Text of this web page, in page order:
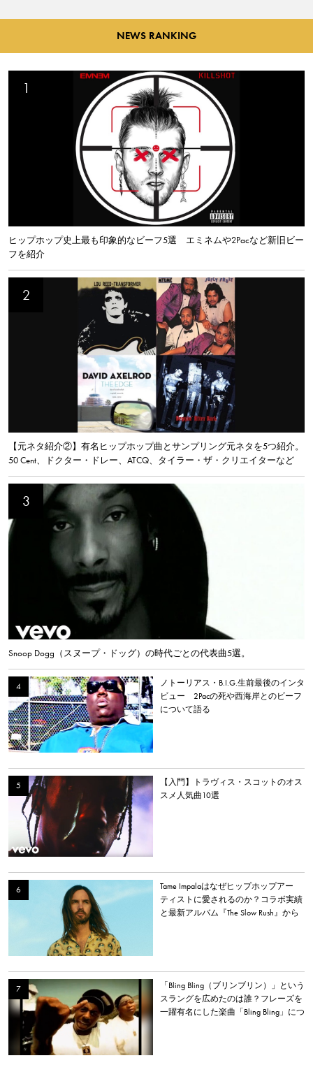
NEWS RANKING
ヒップホップ史上最も印象的なビーフ5選 エミネムや2Pacなど新旧ビー
フを紹介
【元ネタ紹介②】有名ヒップホップ曲とサンプリング元ネタを5つ紹介。
50 Cent、ドクター・ドレー、ATCQ、タイラー・ザ・クリエイターなど
Snoop Dogg（スヌープ・ドッグ）の時代ごとの代表曲5選。
ノトーリアス・B.I.G.生前最後のインタ
ビュー 2Pacの死や西海岸とのビーフ
について語る
【入門】トラヴィス・スコットのオス
スメ人気曲10選
Tame Impalaはなぜヒップホップアー
ティストに愛されるのか？コラボ実績
と最新アルバム『The Slow Rush』から
「Bling Bling（ブリンブリン）」という
スラングを広めたのは誰？フレーズを
一躍有名にした楽曲「Bling Bling」につ